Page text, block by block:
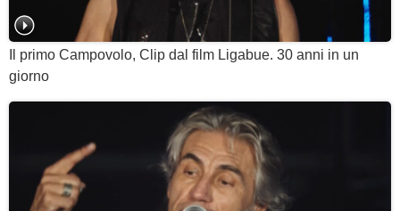
Il primo Campovolo, Clip dal film Ligabue. 30 anni in un
giorno